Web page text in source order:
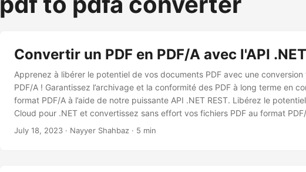
Convertir un PDF en PDF/A avec l'API
Apprenez à libérer le potentiel de vos documents PDF avec une conversion
PDF/A ! Garantissez l’archivage et la conformité des PDF à long terme en
format PDF/A à l’aide de notre puissante API .NET REST. Libérez le
Cloud pour .NET et convertissez sans effort vos fichiers PDF au format
July 18, 2023 · Nayyer Shahbaz · 5 min